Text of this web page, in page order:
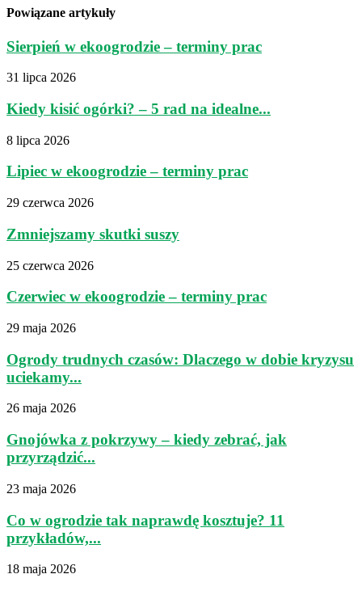
Powiązane artykuły
Sierpień w ekoogrodzie – terminy prac
31 lipca 2026
Kiedy kisić ogórki? – 5 rad na idealne...
8 lipca 2026
Lipiec w ekoogrodzie – terminy prac
29 czerwca 2026
Zmniejszamy skutki suszy
25 czerwca 2026
Czerwiec w ekoogrodzie – terminy prac
29 maja 2026
Ogrody trudnych czasów: Dlaczego w dobie kryzysu
uciekamy...
26 maja 2026
Gnojówka z pokrzywy – kiedy zebrać, jak
przyrządzić...
23 maja 2026
Co w ogrodzie tak naprawdę kosztuje? 11
przykładów,...
18 maja 2026